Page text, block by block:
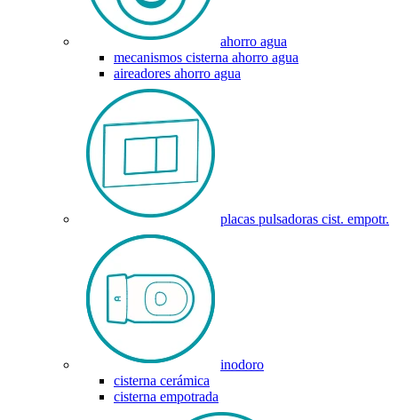
ahorro agua
mecanismos cisterna ahorro agua
aireadores ahorro agua
placas pulsadoras cist. empotr.
inodoro
cisterna cerámica
cisterna empotrada